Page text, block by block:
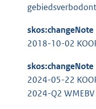
n
:skos:changeNote
2018-10-02
skos:changeNote
2024-05-22
2024-Q2